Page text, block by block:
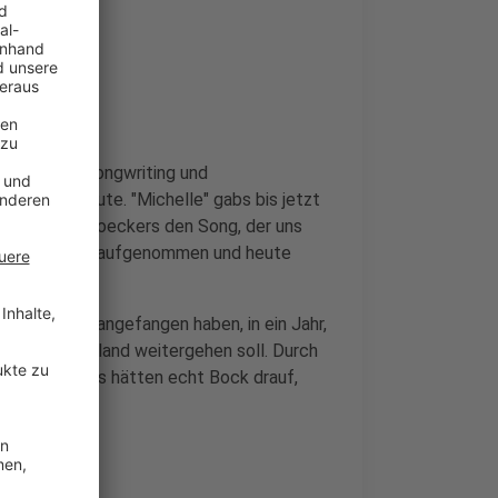
Zeit für Songwriting und
Minute. "Michelle" gabs bis jetzt
haben Soeckers den Song, der uns
im Studio aufgenommen und heute
klein angefangen haben, in ein Jahr,
Deutschland weitergehen soll. Durch
Soeckers hätten echt Bock drauf,